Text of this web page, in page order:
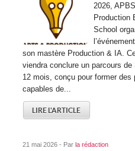
2026,
Production
School
son mastère Production & IA.
viendra conclure un parcours de
12 mois, conçu pour former des
capables de...
LIRE L'ARTICLE
21 mai 2026 - Parla rédaction